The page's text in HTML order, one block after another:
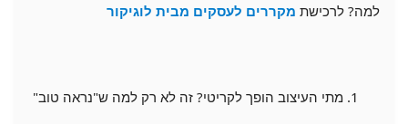
למה? לרכישת מקררים לעסקים מבית לוגיקור
מתי העיצוב הופך לקריטי? זה לא רק למה ש"נראה טוב"